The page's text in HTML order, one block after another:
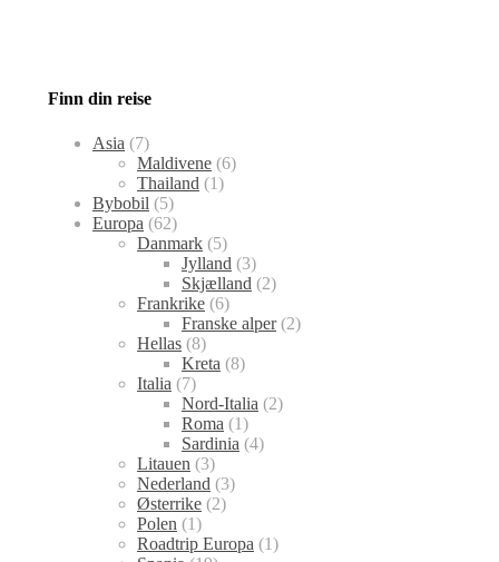
Finn din reise
Asia (7)
Maldivene (6)
Thailand (1)
Bybobil (5)
Europa (62)
Danmark (5)
Jylland (3)
Skjælland (2)
Frankrike (6)
Franske alper(2)
Hellas (8)
Kreta (8)
Italia (7)
Nord-Italia (2)
Roma (1)
Sardinia (4)
Litauen (3)
Nederland (3)
Østerrike (2)
Polen (1)
Roadtrip Europa (1)